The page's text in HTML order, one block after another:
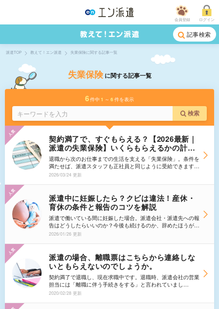
会員登録 ログイン
記事検索
派遣TOP 教えて！エン派遣 失業保険に関する記事一覧
失業保険 に関する記事一覧
6件中 1 ～ 6 件を表示
検索
契約満了で、すぐもらえる？【2026最新｜
派遣の失業保険】いくらもらえるかの計算
表つき！1ヶ月待機改正のルールとは？自己
都合での契約更新なし・会社都合での解雇
（派遣切り）も解説
退職から次のお仕事までの生活を支える「失業保険」。条件を
満たせば、派遣スタッフも正社員と同じように受給できます。
今回は、2026年最新の情報に基づき、失業保険の支給条件や
「結局いくらもらえる？」といった気になる疑問にお答えして
いきます。 この記事を読めば、お金の不安を最小限にして
安心して次のステップへ進めるようになるはず。ぜひ確認して
みてください。
2026/03/24 更新
派遣中に妊娠したら？クビは違法！産休・
育休の条件と報告のコツを解説
派遣で働いている間に妊娠した場合。派遣会社・派遣先への報
告はどうしたらいいのか？今後も続けるのか、辞めたほうがい
いのか？いざ辞めるとなったらどうすればいいのか、など…。
派遣中に妊娠したときの不安を解消していきましょう。
2026/01/26 更新
派遣の場合、離職票はこちらから連絡しな
いともらえないのでしょうか。
契約満了で退職し、現在求職中です。退職時、派遣会社の営業
担当には「離職に伴う手続きをする」と言われていまし
た。 最後の給与明細と資格喪失確認通知書は郵送で手元に届
2020/02/28 更新